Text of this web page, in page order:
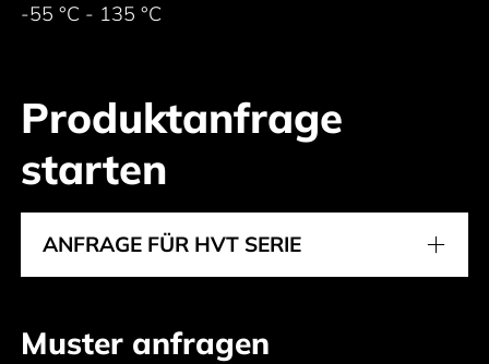
-55 °C - 135 °C
Produktanfrage
starten
ANFRAGE FÜR HVT SERIE
Muster anfragen